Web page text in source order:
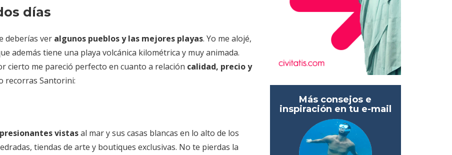
días
deberías ver algunos pueblos y las mejores playas. Yo me alojé,
además tiene una playa volcánica kilométrica y muy animada.
cierto me pareció perfecto en cuanto a relación calidad, precio y
recorras Santorini:
vistasal mar y sus casas blancas en lo alto de los
tiendas de arte y boutiques exclusivas. No te pierdas la
Más consejos e
inspiración en tu e-mail